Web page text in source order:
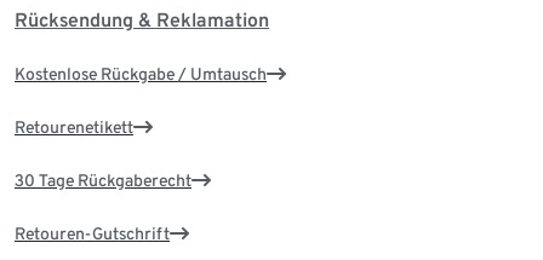
Rücksendung & Reklamation
Kostenlose Rückgabe / Umtausch
Retourenetikett
30 Tage Rückgaberecht
Retouren-Gutschrift